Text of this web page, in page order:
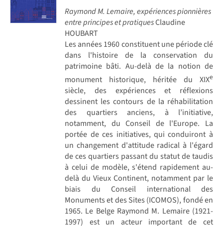
Raymond M. Lemaire, expériences pionnières
entre principes et pratiquesClaudine
HOUBART
Les années 1960 constituent une période clé
dans l'histoire de la conservation du
patrimoine bâti. Au-delà de la notion de
monument historique, héritée du XIXe
siècle, des expériences et réflexions
dessinent les contours de la réhabilitation
des quartiers anciens, à l’initiative,
notamment, du Conseil de l'Europe. La
portée de ces initiatives, qui conduiront à
un changement d'attitude radical à l'égard
de ces quartiers passant du statut de taudis
à celui de modèle, s'étend rapidement au-
delà du Vieux Continent, notamment par le
biais du Conseil international des
Monuments et des Sites (ICOMOS), fondé en
1965. Le Belge Raymond M. Lemaire (1921-
1997) est un acteur important de cet